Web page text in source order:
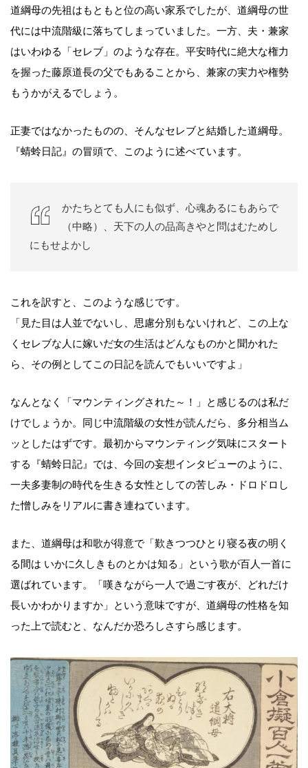
道綱母の先祖はもともと位の高い家系でしたが、道綱母の世
代には中流階級に落ちてしまっていました。一方、夫・兼家
はいわゆる「セレブ」のような存在。平安時代に絶大な権力
を握った藤原道長の父でもあることから、兼家の実力や権勢
もうかがえるでしょう。
正妻ではなかったものの、そんなセレブと結婚した道綱母。
『蜻蛉日記』の冒頭で、このように述べています。
かたちとても人にも似ず、心魂あるにもあらで
（中略）、天下の人の品高きやと問はむためし
にもせよかし
これを訳すと、このような感じです。
「見た目は人並でないし、思慮分別もないけれど、この上な
くセレブな人に嫁いだ女の生活はどんなものかと聞かれた
ら、その例としてこの日記を読んでもいいですよ」
なんとなく「マウンティングされた～！」と感じるのは私だ
けでしょうか。同じ中流階級の女性が読んだら、多分相当ム
ッとしたはずです。最初からマウンティング気味にスタート
する『蜻蛉日記』では、今回の妄想インタビューのように、
一夫多妻制の時代を生きる女性としての苦しみ・ドロドロし
た憎しみをリアルに書き連ねています。
また、道綱母は和歌が得意で「歎きつつひとり寝る夜の明く
る間は いかに久しきものとかは知る」という歌が百人一首に
選ばれています。「嘆きながら一人で過ごす夜が、どれだけ
長いかわかりますか」という意味ですが、道綱母の性格を知
った上で読むと、なんだか恐ろしさすら感じます。